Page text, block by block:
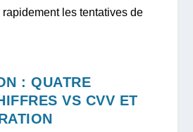
les tentatives de
: QUATRE
VS CVV ET